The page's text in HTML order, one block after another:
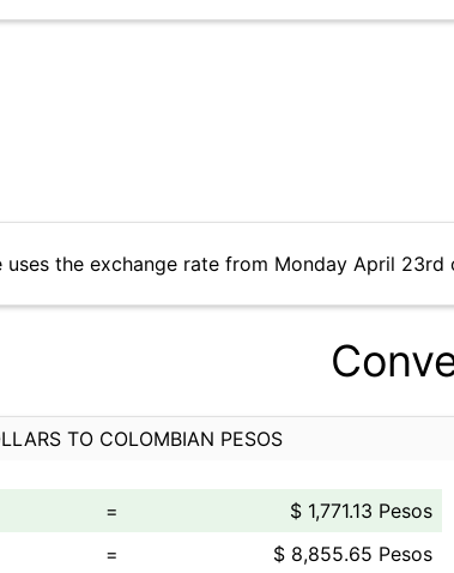
uses the exchange rate from Monday April
TO COLOMBIAN PESOS
=
$ 1,771.13 Pesos
=
$ 8,855.65 Pesos